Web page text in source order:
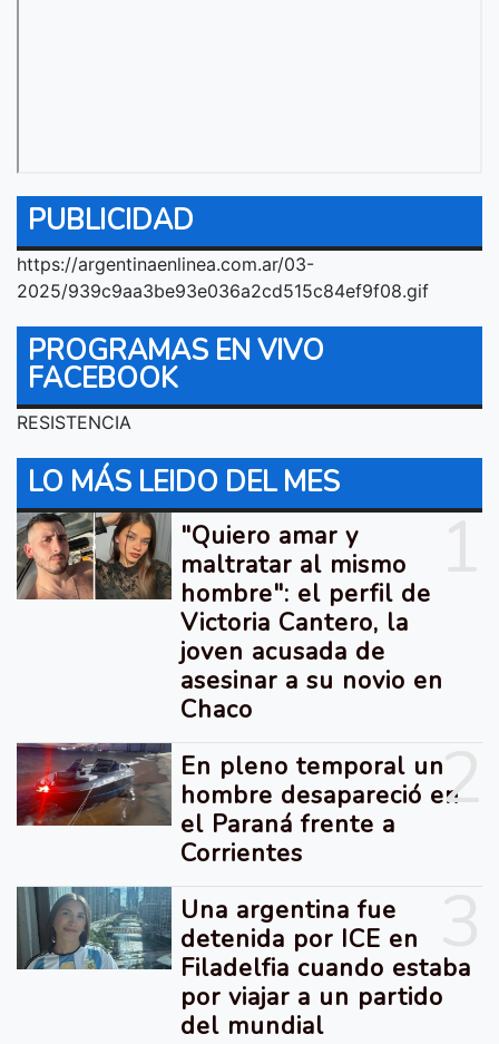
PUBLICIDAD
https://argentinaenlinea.com.ar/03-
2025/939c9aa3be93e036a2cd515c84ef9f08.gif
PROGRAMAS EN VIVO
FACEBOOK
RESISTENCIA
LO MÁS LEIDO DEL MES
"Quiero amar y
maltratar al mismo
hombre": el perfil de
Victoria Cantero, la
joven acusada de
asesinar a su novio en
Chaco
2
En pleno temporal un
hombre desapareció en
el Paraná frente a
Corrientes
Una argentina fue
detenida por ICE en
Filadelfia cuando estaba
por viajar a un partido
del mundial